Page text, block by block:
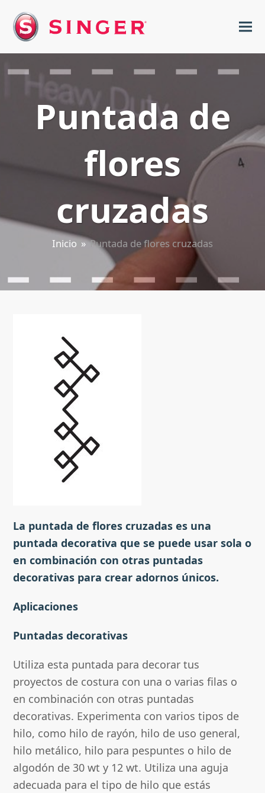
Puntada de
flores
cruzadas
Inicio »Puntada de flores cruzadas
La puntada de flores cruzadas es una
puntada decorativa que se puede usar sola o
en combinación con otras puntadas
decorativas para crear adornos únicos.
Aplicaciones
Puntadas decorativas
Utiliza esta puntada para decorar tus
proyectos de costura con una o varias filas o
en combinación con otras puntadas
decorativas. Experimenta con varios tipos de
hilo, como hilo de rayón, hilo de uso general,
hilo metálico, hilo para pespuntes o hilo de
algodón de 30 wt y 12 wt. Utiliza una aguja
adecuada para el tipo de hilo que estás